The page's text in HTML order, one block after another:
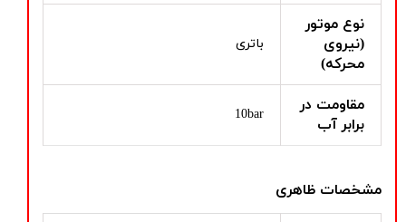
نوع موتور
(نیروی
محرکه)
باتری
مقاومت در
برابر آب
10bar
مشخصات ظاهری